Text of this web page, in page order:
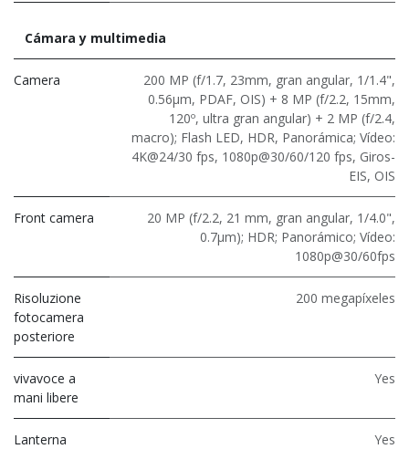
Cámara y multimedia
Camera
200 MP (f/1.7, 23mm, gran angular, 1/1.4",
0.56μm, PDAF, OIS) + 8 MP (f/2.2, 15mm,
120º, ultra gran angular) + 2 MP (f/2.4,
macro); Flash LED, HDR, Panorámica; Vídeo:
4K@24/30 fps, 1080p@30/60/120 fps, Giros-
EIS, OIS
Front camera
20 MP (f/2.2, 21 mm, gran angular, 1/4.0",
0.7μm); HDR; Panorámico; Vídeo:
1080p@30/60fps
Risoluzione
fotocamera
posteriore
200 megapíxeles
vivavoce a
mani libere
Yes
Lanterna Yes